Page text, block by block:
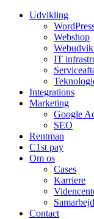
Udvikling
Webshop
IT
Integrations
Marketing
Google
SEO
Rentman
C1st pay
Om os
Cases
Karriere
Contact